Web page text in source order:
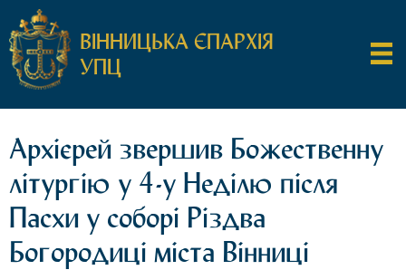
ВІННИЦЬКА ЄПАРХІЯ
УПЦ
Архієрей звершив Божественну
літургію у 4-у Неділю після
Пасхи у соборі Різдва
Богородиці міста Вінниці